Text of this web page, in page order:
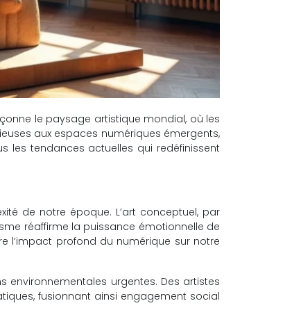
le paysage artistique mondial, où les
aux espaces numériques émergents,
les tendances actuelles qui redéfinissent
de notre époque. L’art conceptuel, par
réaffirme la puissance émotionnelle de
l’impact profond du numérique sur notre
environnementales urgentes. Des artistes
fusionnant ainsi engagement social